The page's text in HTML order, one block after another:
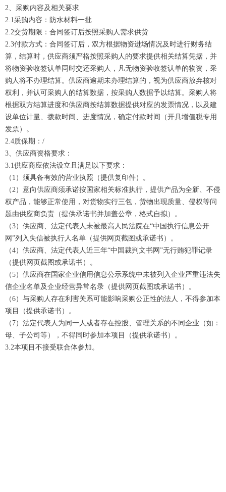
2、采购内容及相关要求
2.1采购内容：防水材料一批
2.2交货期限：合同签订后按照采购人需求供货
2.3付款方式：合同签订后，双方根据物资进场情况及时进行财务结
算，结算时，供应商须严格按照采购人的要求提供相关结算凭据，并
将物资验收签认单同时交还采购人，凡无物资验收签认单的物资，采
购人将不办理结算。供应商逾期未办理结算的，视为供应商放弃核对
权利，并认可采购人的结算数据，按采购人数据予以结算。采购人将
根据双方结算进度和供应商按结算数据提供对应的发票情况，以及建
设单位计量、拨款时间、进度情况，确定付款时间（开具增值税专用
发票）。
2.4质保期：/
3、供应商资格要求：
3.1供应商应依法设立且满足以下要求：
（1）须具备有效的营业执照（提供复印件）。
（2）意向供应商须承诺按国家相关标准执行，提供产品为全新、不侵
权产品，能够正常使用，对货物实行三包，货物出现质量、侵权等问
题由供应商负责（提供承诺书并加盖公章，格式自拟）。
（3）供应商、法定代表人未被最高人民法院在“中国执行信息公开
网”列入失信被执行人名单（提供网页截图或承诺书）。
（4）供应商、法定代表人近三年“中国裁判文书网”无行贿犯罪记录
（提供网页截图或承诺书）。
（5）供应商在国家企业信用信息公示系统中未被列入企业严重违法失
信企业名单及企业经营异常名录（提供网页截图或承诺书）。
（6）与采购人存在利害关系可能影响采购公正性的法人，不得参加本
项目（提供承诺书）。
（7）法定代表人为同一人或者存在控股、管理关系的不同企业（如：
母、子公司等），不得同时参加本项目（提供承诺书）。
3.2本项目不接受联合体参加。